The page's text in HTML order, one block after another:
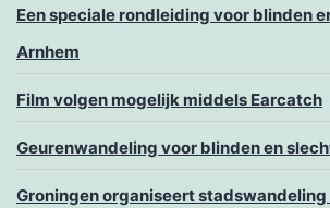
Een speciale rondleiding voor blinden
Arnhem
Film volgen mogelijk middels Earcatch
Geurenwandeling voor blinden en
Groningen organiseert